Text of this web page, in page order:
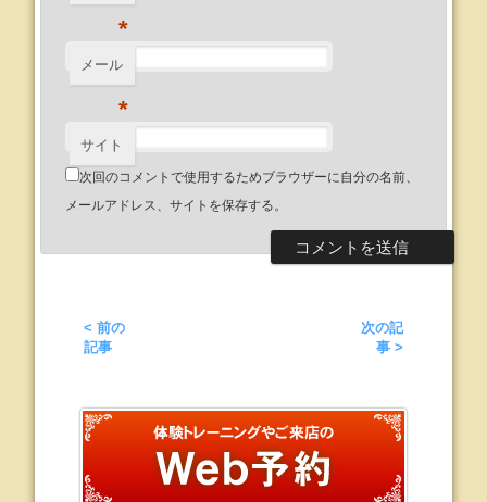
*
メール
*
サイト
次回のコメントで使用するためブラウザーに自分の名前、
メールアドレス、サイトを保存する。
< 前の
記事
次の記
事 >